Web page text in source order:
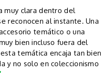
muy clara dentro del
reconocen al instante. Una
temático o una
bien incluso fuera del
temática encaja tan bien
y no solo en coleccionismo